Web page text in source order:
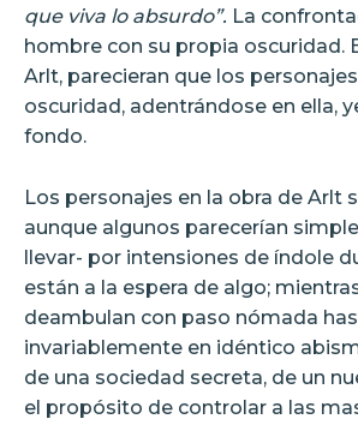
que viva lo absurdo”. La
hombre con su propia oscuridad.
Arlt, parecieran que los
oscuridad, adentrándose en ella,
fondo.
Los personajes en la obra de Arlt
aunque algunos parecerían
llevar- por intensiones de índole
están a la espera de algo;
deambulan con paso nómada
invariablemente en idéntico
de una sociedad secreta, de un
el propósito de controlar a las